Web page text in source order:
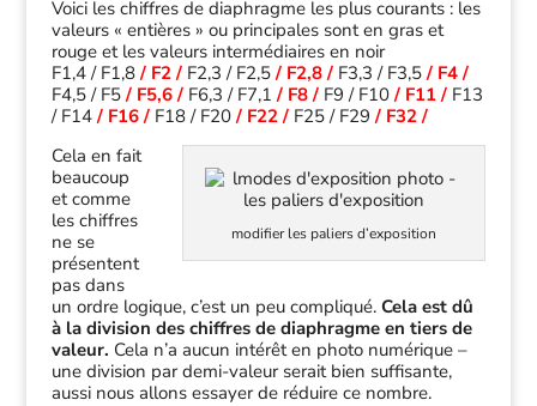
Voici les chiffres de diaphragme les plus courants : les
valeurs « entières » ou principales sont en gras et
rouge et les valeurs intermédiaires en noir
F1,4 / F1,8/ F2 /F2,3 / F2,5/ F2,8 /F3,3 / F3,5/ F4 /
F4,5 / F5/ F5,6 /F6,3 / F7,1/ F8 /F9 / F10/ F11 /F13
/ F14/ F16 /F18 / F20/ F22 /F25 / F29/ F32 /
modifier les paliers d’exposition
Cela en fait
beaucoup
et comme
les chiffres
ne se
présentent
pas dans
un ordre logique, c’est un peu compliqué. Cela est dû
à la division des chiffres de diaphragme en tiers de
valeur. Cela n’a aucun intérêt en photo numérique –
une division par demi-valeur serait bien suffisante,
aussi nous allons essayer de réduire ce nombre.